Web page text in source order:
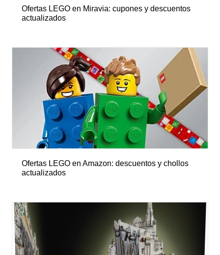
Ofertas LEGO en Miravia: cupones y descuentos
actualizados
Ofertas LEGO en Amazon: descuentos y chollos
actualizados